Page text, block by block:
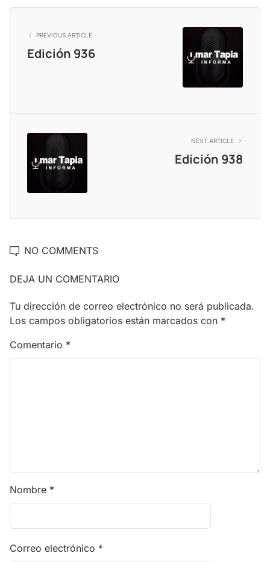
PREVIOUS ARTICLE
Edición 936
NEXT ARTICLE
Edición 938
NO COMMENTS
DEJA UN COMENTARIO
Tu dirección de correo electrónico no será publicada.
Los campos obligatorios están marcados con *
Comentario *
Nombre *
Correo electrónico *